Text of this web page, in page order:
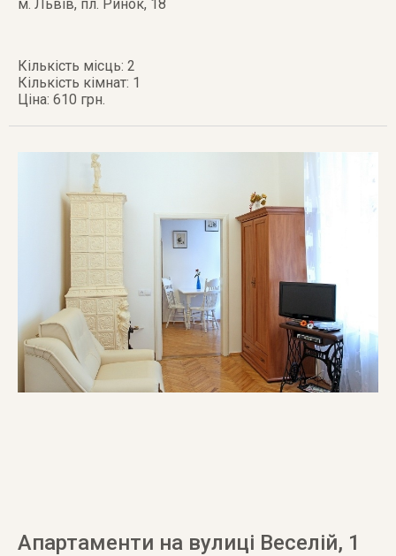
м. Львів, пл. Ринок, 18
Кількість місць: 2
Кількість кімнат: 1
Ціна: 610 грн.
Апартаменти на вулиці Веселій, 1